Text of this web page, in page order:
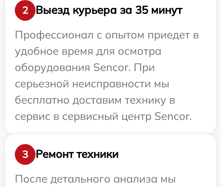
2
Выезд курьера за 35 минут
Профессионал с опытом приедет в
удобное время для осмотра
оборудования Sencor. При
серьезной неисправности мы
бесплатно доставим технику в
сервис в сервисный центр Sencor.
3
Ремонт техники
После детального анализа мы